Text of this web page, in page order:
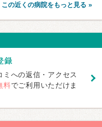
この近くの病院をもっと見る »
への返信・アクセス
料でご利用いただけま